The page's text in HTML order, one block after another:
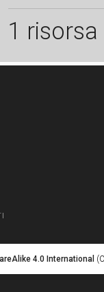
1 risorsa
4.0 International